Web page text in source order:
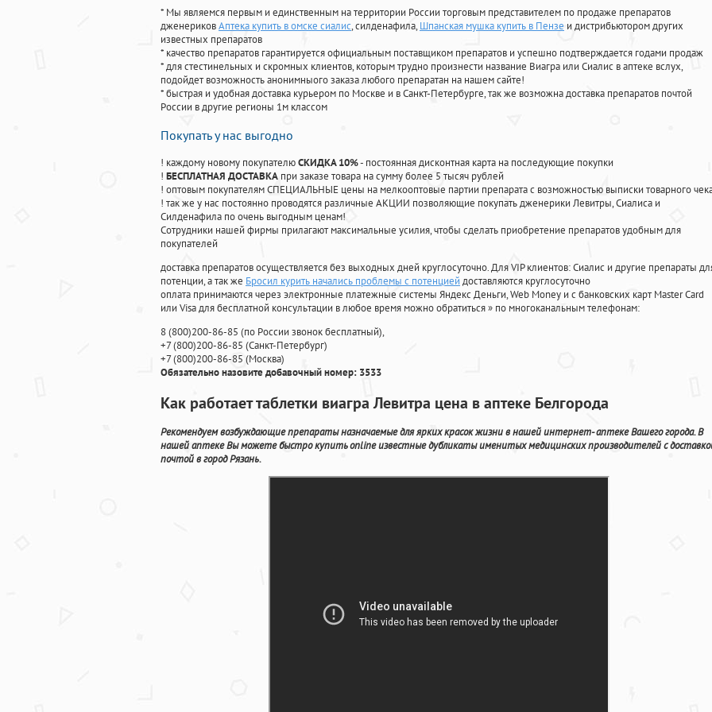
* Мы являемся первым и единственным на территории России торговым представителем по продаже препаратов
дженериковАптека купить в омске сиалис, силденафила, Шпанская мушка купить в Пензе и дистрибьютором других
известных препаратов
* качество препаратов гарантируется официальным поставщиком препаратов и успешно подтверждается годами продаж
* для стестинельных и скромных клиентов, которым трудно произнести название Виагра или Сиалис в аптеке вслух,
подойдет возможность анонимныого заказа любого препаратан на нашем сайте!
* быстрая и удобная доставка курьером по Москве и в Санкт-Петербурге, так же возможна доставка препаратов почтой
России в другие регионы 1м классом
Покупать у нас выгодно
! каждому новому покупателюСКИДКА 10%- постоянная дисконтная карта на последующие покупки
! БЕСПЛАТНАЯ ДОСТАВКА при заказе товара на сумму более 5 тысяч рублей
! оптовым покупателям СПЕЦИАЛЬНЫЕ цены на мелкооптовые партии препарата с возможностью выписки товарного
! так же у нас постоянно проводятся различные АКЦИИ позволяющие покупать дженерики Левитры, Сиалиса и
Силденафила по очень выгодным ценам!
Cотрудники нашей фирмы прилагают максимальные усилия, чтобы сделать приобретение препаратов удобным для
покупателей
доставка препаратов осуществляется без выходных дней круглосуточно. Для VIP клиентов: Сиалис и другие препараты
потенции, а так же Бросил курить начались проблемы с потенцией доставляются круглосуточно
оплата принимаются через электронные платежные системы Яндекс Деньги, Web Money и с банковских карт Master Card
или Visa для бесплатной консультации в любое время можно обратиться» по многоканальным телефонам:
8(800)200-86-85 (по России звонок бесплатный),
+7(800)200-86-85 (Санкт-Петербург)
+7(800)200-86-85 (Москва)
Обязательно назовите добавочный номер: 3533
Как работает таблетки виагра Левитра цена в аптеке Белгорода
Рекомендуем возбуждающие препараты назначаемые для ярких красок жизни в нашей интернет- аптеке Вашего города. В
нашей аптеке Вы можете быстро купить online известные дубликаты именитых медицинских производителей с
почтой в город Рязань.